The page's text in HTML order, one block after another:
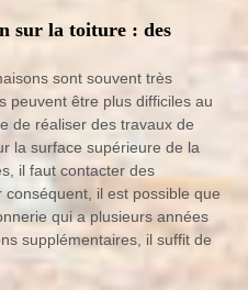
sur la toiture : des
sont souvent très
peuvent être plus difficiles au
de réaliser des travaux de
la surface supérieure de la
il faut contacter des
il est possible que
qui a plusieurs années
supplémentaires, il suffit de